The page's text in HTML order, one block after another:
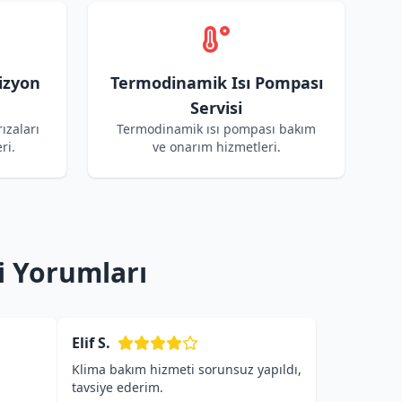
Termodinamik Isı Pompası
Servisi
Termodinamik ısı pompası bakım
ve onarım hizmetleri.
Elif S.
Klima bakım hizmeti sorunsuz yapıldı,
tavsiye ederim.